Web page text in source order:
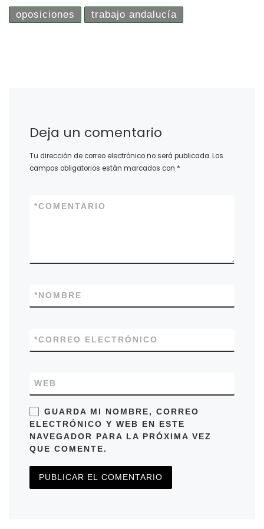
oposiciones trabajo andalucía
Deja un comentario
Tu dirección de correo electrónico no será publicada.Los
campos obligatorios están marcados con *
COMENTARIO
*
NOMBRE
*
CORREO ELECTRÓNICO
*
WEB
GUARDA MI NOMBRE, CORREO
ELECTRÓNICO Y WEB EN ESTE
NAVEGADOR PARA LA PRÓXIMA VEZ
QUE COMENTE.